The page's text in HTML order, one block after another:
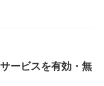
ービスを有効・無